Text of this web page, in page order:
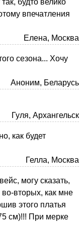
будто велико
впечатления
Елена, Москва
сезона... Хочу
Аноним, Беларусь
Гуля, Архангельск
как будет
Гелла, Москва
могу сказать,
вторых, как мне
этого платья
см)!!! При мерке